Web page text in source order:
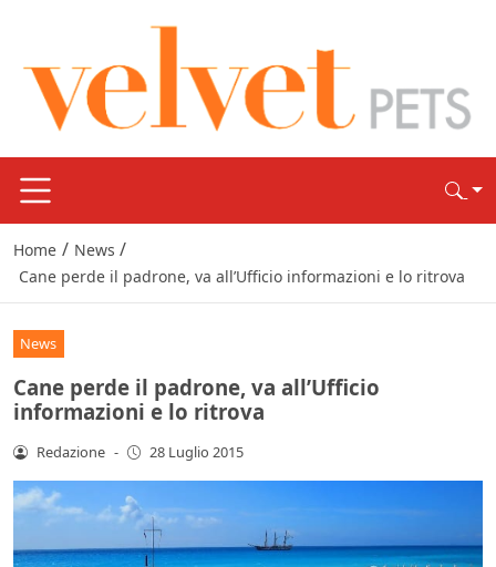
Home / News /
Cane perde il padrone, va all’Ufficio informazioni e lo ritrova
News
Cane perde il padrone, va all’Ufficio
informazioni e lo ritrova
Redazione - 28 Luglio 2015